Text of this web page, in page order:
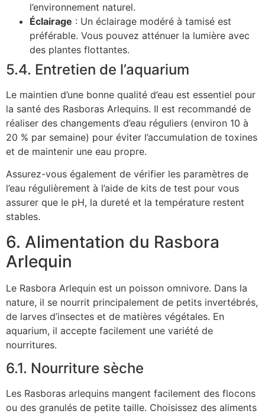
l’environnement naturel.
Éclairage : Un éclairage modéré à tamisé est
préférable. Vous pouvez atténuer la lumière avec
des plantes flottantes.
5.4. Entretien de l’aquarium
Le maintien d’une bonne qualité d’eau est essentiel pour
la santé des Rasboras Arlequins. Il est recommandé de
réaliser des changements d’eau réguliers (environ 10 à
20 % par semaine) pour éviter l’accumulation de toxines
et de maintenir une eau propre.
Assurez-vous également de vérifier les paramètres de
l’eau régulièrement à l’aide de kits de test pour vous
assurer que le pH, la dureté et la température restent
stables.
6. Alimentation du Rasbora
Arlequin
Le Rasbora Arlequin est un poisson omnivore. Dans la
nature, il se nourrit principalement de petits invertébrés,
de larves d’insectes et de matières végétales. En
aquarium, il accepte facilement une variété de
nourritures.
6.1. Nourriture sèche
Les Rasboras arlequins mangent facilement des flocons
ou des granulés de petite taille. Choisissez des aliments